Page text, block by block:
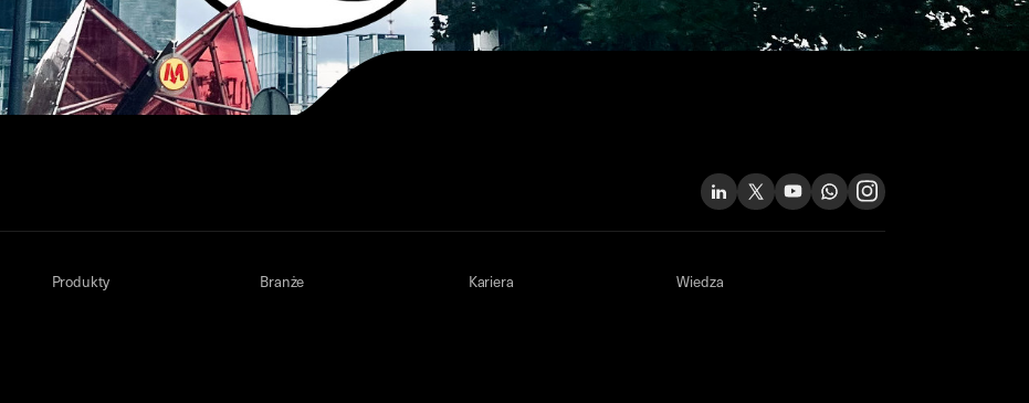
Produkty Branże Kariera Wiedza